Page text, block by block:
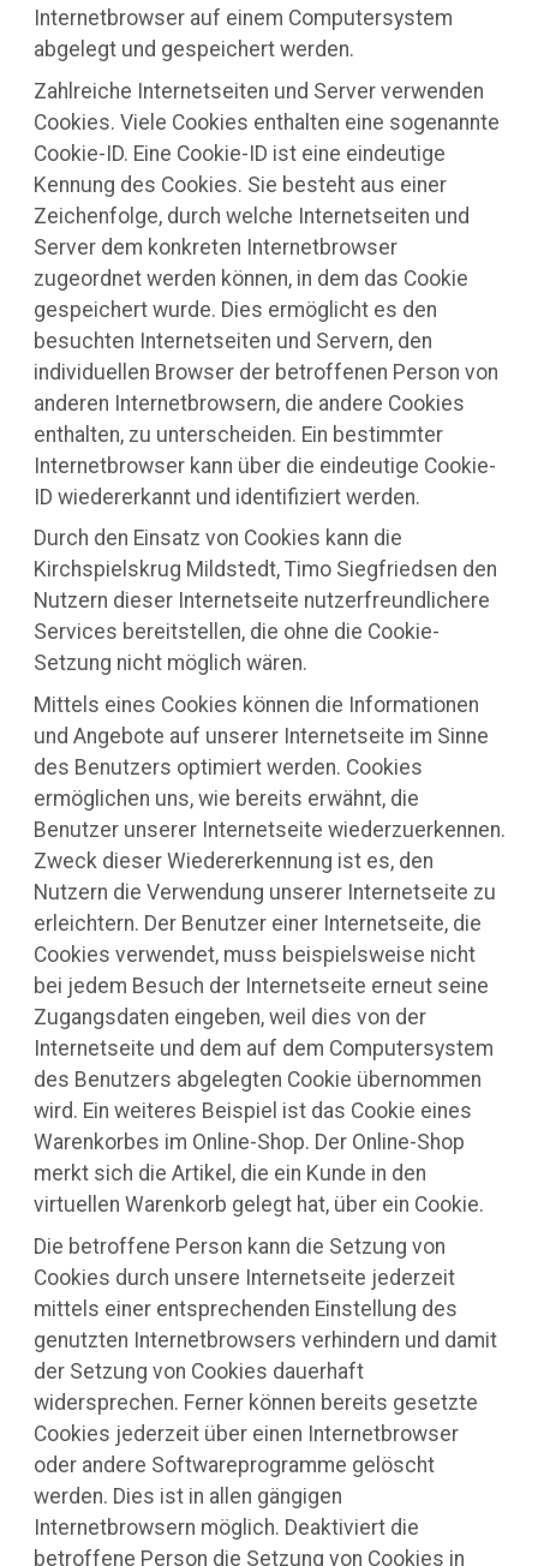
Internetbrowser auf einem Computersystem
abgelegt und gespeichert werden.
Zahlreiche Internetseiten und Server verwenden
Cookies. Viele Cookies enthalten eine sogenannte
Cookie-ID. Eine Cookie-ID ist eine eindeutige
Kennung des Cookies. Sie besteht aus einer
Zeichenfolge, durch welche Internetseiten und
Server dem konkreten Internetbrowser
zugeordnet werden können, in dem das Cookie
gespeichert wurde. Dies ermöglicht es den
besuchten Internetseiten und Servern, den
individuellen Browser der betroffenen Person von
anderen Internetbrowsern, die andere Cookies
enthalten, zu unterscheiden. Ein bestimmter
Internetbrowser kann über die eindeutige Cookie-
ID wiedererkannt und identifiziert werden.
Durch den Einsatz von Cookies kann die
Kirchspielskrug Mildstedt, Timo Siegfriedsen den
Nutzern dieser Internetseite nutzerfreundlichere
Services bereitstellen, die ohne die Cookie-
Setzung nicht möglich wären.
Mittels eines Cookies können die Informationen
und Angebote auf unserer Internetseite im Sinne
des Benutzers optimiert werden. Cookies
ermöglichen uns, wie bereits erwähnt, die
Benutzer unserer Internetseite wiederzuerkennen.
Zweck dieser Wiedererkennung ist es, den
Nutzern die Verwendung unserer Internetseite zu
erleichtern. Der Benutzer einer Internetseite, die
Cookies verwendet, muss beispielsweise nicht
bei jedem Besuch der Internetseite erneut seine
Zugangsdaten eingeben, weil dies von der
Internetseite und dem auf dem Computersystem
des Benutzers abgelegten Cookie übernommen
wird. Ein weiteres Beispiel ist das Cookie eines
Warenkorbes im Online-Shop. Der Online-Shop
merkt sich die Artikel, die ein Kunde in den
virtuellen Warenkorb gelegt hat, über ein Cookie.
Die betroffene Person kann die Setzung von
Cookies durch unsere Internetseite jederzeit
mittels einer entsprechenden Einstellung des
genutzten Internetbrowsers verhindern und damit
der Setzung von Cookies dauerhaft
widersprechen. Ferner können bereits gesetzte
Cookies jederzeit über einen Internetbrowser
oder andere Softwareprogramme gelöscht
werden. Dies ist in allen gängigen
Internetbrowsern möglich. Deaktiviert die
betroffene Person die Setzung von Cookies in